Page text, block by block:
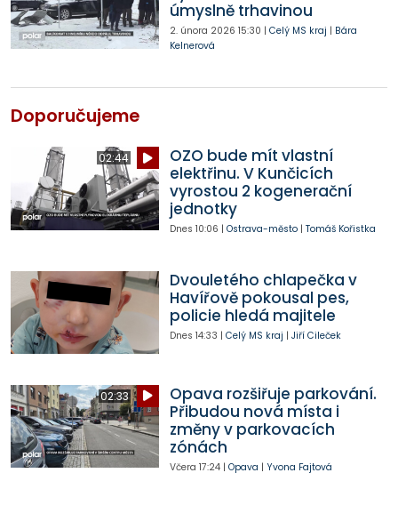
úmyslně trhavinou
2. února 2026 15:30 | Celý MS kraj | Bára
Kelnerová
Doporučujeme
02:44
OZO bude mít vlastní
elektřinu. V Kunčicích
vyrostou 2 kogenerační
jednotky
Dnes 10:06 | Ostrava-město| Tomáš Kořistka
Dvouletého chlapečka v
Havířově pokousal pes,
policie hledá majitele
Dnes 14:33 | Celý MS kraj | Jiří Cileček
02:33
Opava rozšiřuje parkování.
Přibudou nová místa i
změny v parkovacích
zónách
Včera 17:24| Opava | Yvona Fajtová